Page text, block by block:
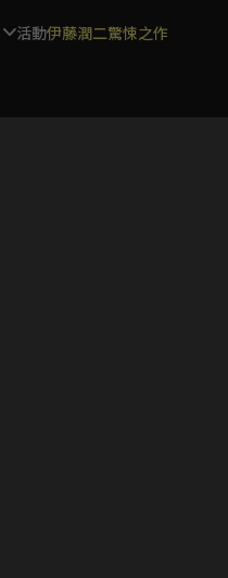
活動伊藤潤二驚悚之作